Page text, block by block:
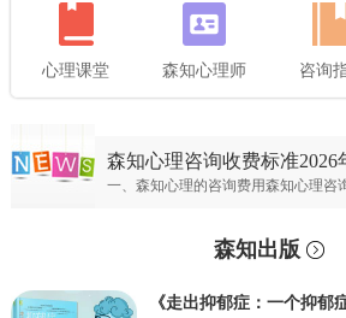
心理课堂 森知心理师 咨询
森知心理咨询收费标准2026
森知出版
《走出抑郁症：一个抑郁